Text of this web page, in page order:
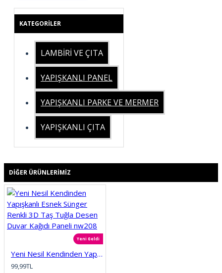
KATEGORILER
LAMBİRİ VE ÇITA
YAPIŞKANLI PANEL
YAPIŞKANLI PARKE VE MERMER
YAPIŞKANLI ÇITA
DIĞER ÜRÜNLERIMIZ
Yeni Geldi
Yeni Nesil Kendinden Yapışkanlı Esnek Sünger Renkli 3D Taş Tuğla Desen Duvar Kağıdı Paneli nw208
99,99TL